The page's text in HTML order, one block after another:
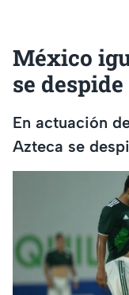
México
se
En actuación
Azteca se